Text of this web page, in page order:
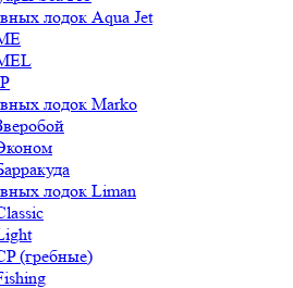
лодок Aqua Jet
лодок Marko
лодок Liman
(гребные)